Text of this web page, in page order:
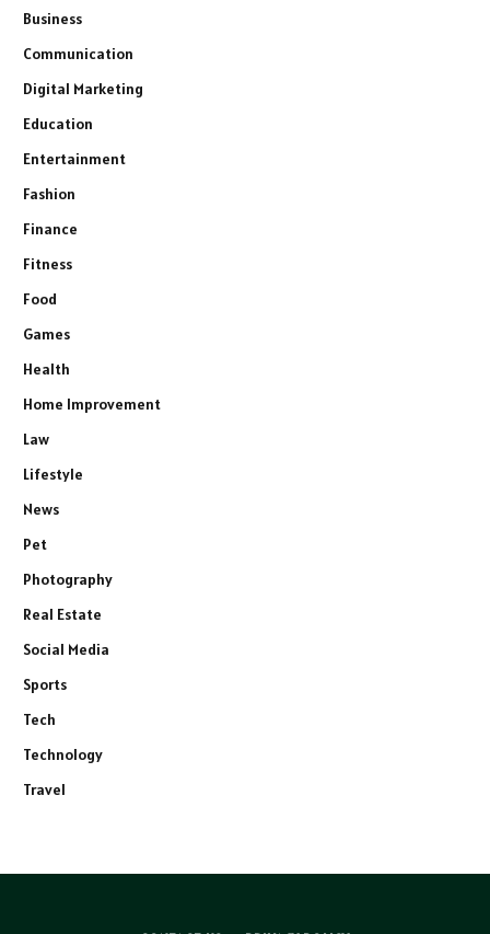
Business
Communication
Digital Marketing
Education
Entertainment
Fashion
Finance
Fitness
Food
Games
Health
Home Improvement
Law
Lifestyle
News
Pet
Photography
Real Estate
Social Media
Sports
Tech
Technology
Travel